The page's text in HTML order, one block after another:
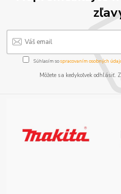
Súhlasím sospracovaním osobných
Môžete sa kedykoľvek odhlásiť.